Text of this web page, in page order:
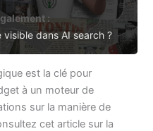
:
dans AI search ?
est la clé pour
à un moteur de
sur la manière de
cet article sur la